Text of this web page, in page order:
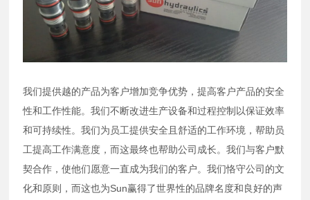
我们提供越的产品为客户增加竞争优势，提高客户产品的安全
性和工作性能。我们不断改进生产设备和过程控制以保证效率
和可持续性。我们为员工提供安全且舒适的工作环境，帮助员
工提高工作满意度，而这最终也帮助公司成长。我们与客户默
契合作，使他们愿意一直成为我们的客户。我们恪守公司的文
化和原则，而这也为Sun赢得了世界性的品牌名度和良好的声